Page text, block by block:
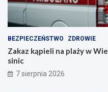
BEZPIECZEŃSTWO ZDROWIE
Zakaz kąpieli na plaży w
sinic
7 sierpnia 2026